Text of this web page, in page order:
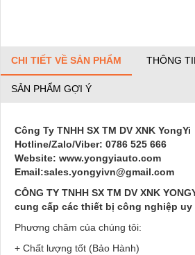
CHI TIẾT VỀ SẢN PHẨM THÔNG
SẢN PHẨM GỢI Ý
Công Ty TNHH SX TM DV XNK YongYi
Hotline/Zalo/Viber: 0786 525 666
Website: www.yongyiauto.com
Email:sales.yongyivn@gmail.com
CÔNG TY TNHH SX TM DV XNK
cung cấp các thiết bị công nghiệp uy
Phương châm của chúng tôi:
+ Chất lượng tốt (Bảo Hành)